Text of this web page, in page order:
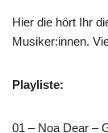
Hier die hört Ihr
Musiker:innen.
Playliste:
01 – Noa Dear –